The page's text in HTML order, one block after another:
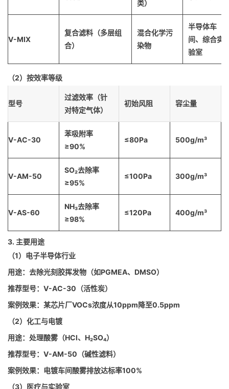
类）
V-MIX
复合滤料（多层组
合）
混合化学污
染物
半导体车
间、综合实
验室
（2）按效率等级
型号
过滤效率（针
对特定气体）
初始风阻 容尘量
V-AC-30
苯吸附率
≥90%
≤80Pa 500g/m³
V-AM-50
SO₂去除率
≥95%
≤100Pa 300g/m³
V-AS-60
NH₃去除率
≥98%
≤120Pa 400g/m³
3. 主要用途
（1）电子半导体行业
用途：去除光刻胶挥发物（如PGMEA、DMSO）
推荐型号：V-AC-30（活性炭）
案例效果：某芯片厂VOCs浓度从10ppm降至0.5ppm
（2）化工与电镀
用途：处理酸雾（HCl、H₂SO₄）
推荐型号：V-AM-50（碱性滤料）
案例效果：电镀车间酸雾排放达标率100%
（3）医疗与实验室